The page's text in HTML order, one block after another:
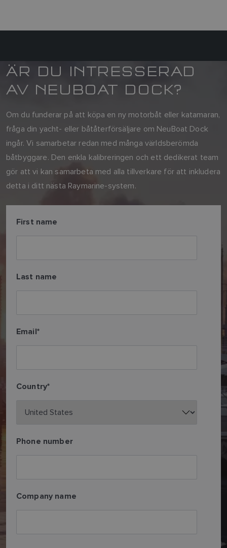
ÄR DU INTRESSERAD
AV NEUBOAT DOCK?
Om du funderar på att köpa en ny motorbåt eller katamaran,
fråga din yacht- eller båtåterförsäljare om NeuBoat Dock
ingår. Vi samarbetar redan med många världsberömda
båtbyggare. Den enkla kalibreringen och ett dedikerat team
gör att vi kan samarbeta med alla tillverkare för att inkludera
detta i ditt nästa Raymarine-system.
First name
Last name
Email*
Country*
Phone number
Company name